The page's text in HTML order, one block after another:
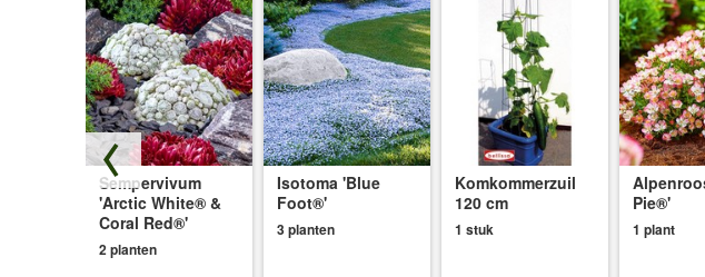
Sempervivum
'Arctic White® &
Coral Red®'
2 planten
Isotoma 'Blue
Foot®'
3 planten
Komkommerzuil
120 cm
1 stuk
Pie®'
1 plant